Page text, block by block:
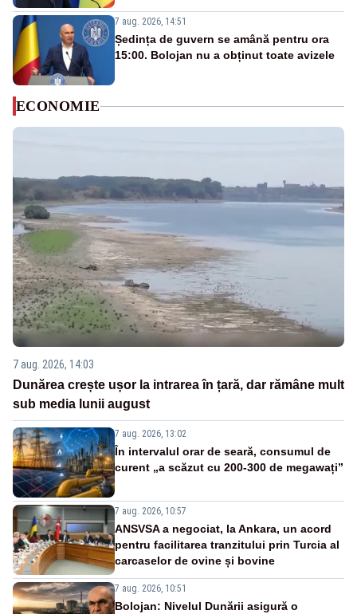
7 aug. 2026, 14:51
Ședința de guvern se amână pentru ora
15:00. Bolojan nu a obținut toate avizele
ECONOMIE
7 aug. 2026, 14:03
Dunărea crește ușor la intrarea în țară, dar rămâne mult
sub media lunii august
7 aug. 2026, 13:02
În intervalul orar de seară, consumul de
curent „a scăzut cu 200-300 de megawați”
7 aug. 2026, 10:57
ANSVSA a negociat, la Ankara, un acord
pentru facilitarea tranzitului prin Turcia al
carcaselor de ovine și bovine
7 aug. 2026, 10:51
Bolojan: Nivelul Dunării asigură o